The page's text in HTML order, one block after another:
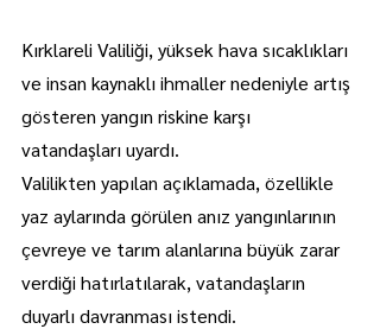
Kırklareli Valiliği, yüksek hava sıcaklıkları
ve insan kaynaklı ihmaller nedeniyle artış
gösteren yangın riskine karşı
vatandaşları uyardı.
Valilikten yapılan açıklamada, özellikle
yaz aylarında görülen anız yangınlarının
çevreye ve tarım alanlarına büyük zarar
verdiği hatırlatılarak, vatandaşların
duyarlı davranması istendi.